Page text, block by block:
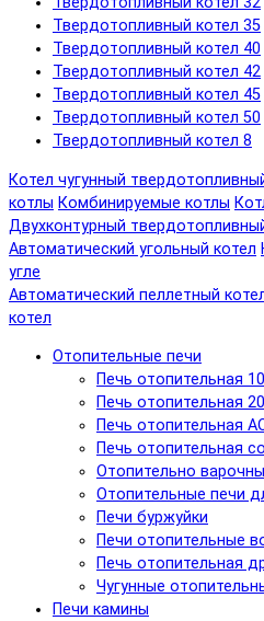
Твердотопливный котел 35
Твердотопливный котел 40
Твердотопливный котел 42
Твердотопливный котел 45
Твердотопливный котел 50
Твердотопливный котел 8
Котел чугунный
котлы Комбинируемые котлы
Двухконтурный
Автоматический угольный котел
угле
Автоматический пеллетный
котел
Отопительные печи
Печь отопительная
Печь отопительная
Печь отопительная
Печь отопительная
Отопительно
Отопительные печи
Печи буржуйки
Печи отопительные
Печь отопительная
Чугунные
Печи камины